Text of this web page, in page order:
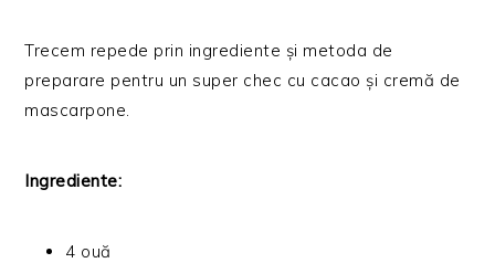
Trecem repede prin ingrediente și metoda de
preparare pentru un super chec cu cacao și cremă de
mascarpone.
Ingrediente:
4 ouă